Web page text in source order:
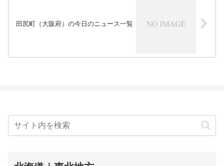
田尻町（大阪府）の今日のニュース一覧